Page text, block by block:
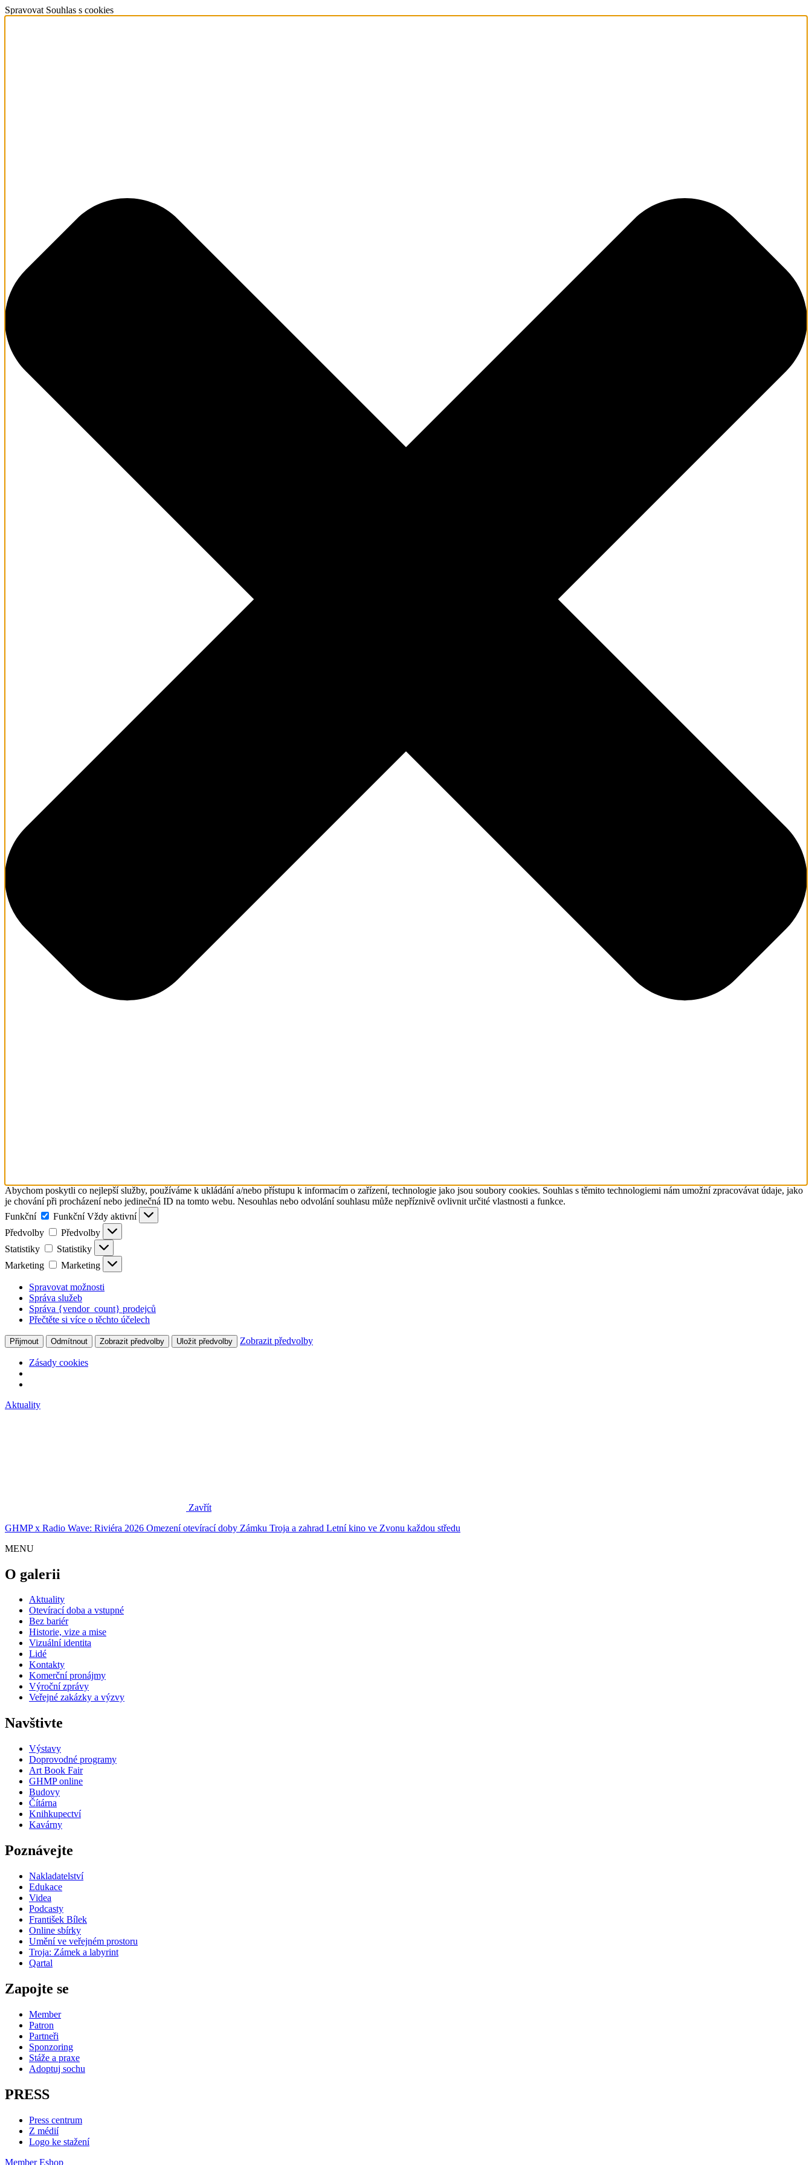
Spravovat Souhlas s cookies
Abychom poskytli co nejlepší služby, používáme k ukládání a/nebo přístupu k informacím o zařízení, technologie jako jsou soubory cookies. Souhlas s těmito technologiemi nám umožní zpracovávat údaje, jako
je chování při procházení nebo jedinečná ID na tomto webu. Nesouhlas nebo odvolání souhlasu může nepříznivě ovlivnit určité vlastnosti a funkce.
Funkční
Funkční Vždy aktivní
Předvolby
Předvolby
Statistiky
Statistiky
Marketing
Marketing
Spravovat možnosti
Správa služeb
Správa {vendor_count} prodejců
Přečtěte si více o těchto účelech
Přijmout Odmítnout Zobrazit předvolby Uložit předvolby Zobrazit předvolby
Zásady cookies
Aktuality
Zavřít
GHMP x Radio Wave: Riviéra 2026 Omezení otevírací doby Zámku Troja a zahrad Letní kino ve Zvonu každou středu
MENU
O galerii
Aktuality
Otevírací doba a vstupné
Bez bariér
Historie, vize a mise
Vizuální identita
Lidé
Kontakty
Komerční pronájmy
Výroční zprávy
Veřejné zakázky a výzvy
Navštivte
Výstavy
Doprovodné programy
Art Book Fair
GHMP online
Budovy
Čítárna
Knihkupectví
Kavárny
Poznávejte
Nakladatelství
Edukace
Videa
Podcasty
František Bílek
Online sbírky
Umění ve veřejném prostoru
Troja: Zámek a labyrint
Qartal
Zapojte se
Member
Patron
Partneři
Sponzoring
Stáže a praxe
Adoptuj sochu
PRESS
Press centrum
Z médií
Logo ke stažení
Member Eshop